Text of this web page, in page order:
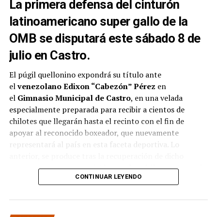
La primera defensa del cinturón
latinoamericano super gallo de la
OMB se disputará este sábado 8 de
julio en Castro.
El púgil quellonino expondrá su título ante
elvenezolano Edixon “Cabezón” Pérez en
el Gimnasio Municipal de Castro, en una velada
especialmente preparada para recibir a cientos de
chilotes que llegarán hasta el recinto con el fin de
apoyar al reconocido boxeador, que nuevamente
representará al país en esta faceta deportiva. Lo
campeonato por parte delboxeador chileno, el pasado
mes de abril ante elboliviano Ramón Averanga
La velada contará además con siete combates
CONTINUAR LEYENDO